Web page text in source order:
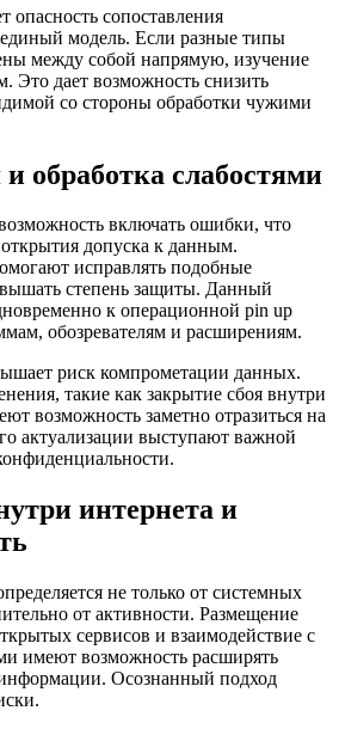
опасность сопоставления
модель. Если разные типы
между собой напрямую, изучение
Это дает возможность снизить
со стороны обработки чужими
обработка слабостями
включать ошибки, что
допуска к данным.
исправлять подобные
степень защиты. Данный
к операционной pin up
обозревателям и расширениям.
риск компрометации данных.
такие как закрытие сбоя внутри
возможность заметно отразиться на
актуализации выступают важной
интернета и
не только от системных
от активности. Размещение
сервисов и взаимодействие с
имеют возможность расширять
Осознанный подход